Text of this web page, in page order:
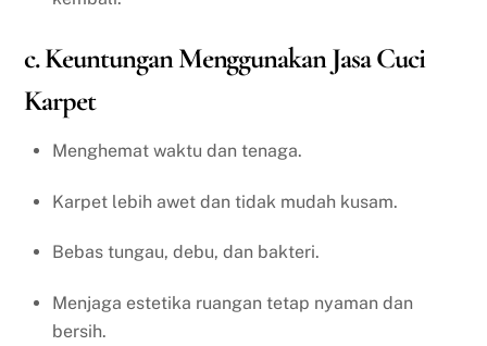
c. Keuntungan Menggunakan Jasa Cuci
Karpet
Menghemat waktu dan tenaga.
Karpet lebih awet dan tidak mudah kusam.
Bebas tungau, debu, dan bakteri.
Menjaga estetika ruangan tetap nyaman dan
bersih.